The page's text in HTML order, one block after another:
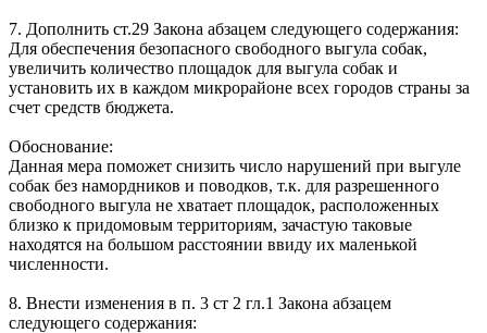
7. Дополнить ст.29 Закона абзацем следующего содержания:
Для обеспечения безопасного свободного выгула собак,
увеличить количество площадок для выгула собак и
установить их в каждом микрорайоне всех городов страны за
счет средств бюджета.
Обоснование:
Данная мера поможет снизить число нарушений при выгуле
собак без намордников и поводков, т.к. для разрешенного
свободного выгула не хватает площадок, расположенных
близко к придомовым территориям, зачастую таковые
находятся на большом расстоянии ввиду их маленькой
численности.
8. Внести изменения в п. 3 ст 2 гл.1 Закона абзацем
следующего содержания: